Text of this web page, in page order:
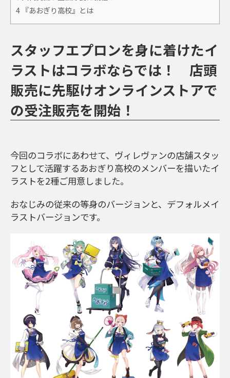
4 『あおぎり高校』とは
スタッフエプロンを身に着けたイ
ラストはコラボならでは！ 店頭
販売に先駆けオンラインストアで
の受注販売を開始！
今回のコラボにあわせて、ヴィレヴァンの店舗スタッ
フとして活躍するあおぎり高校のメンバーを描いたイ
ラストを2種ご用意しました。
おなじみの従来の等身のバージョンと、デフォルメイ
ラストバージョンです。